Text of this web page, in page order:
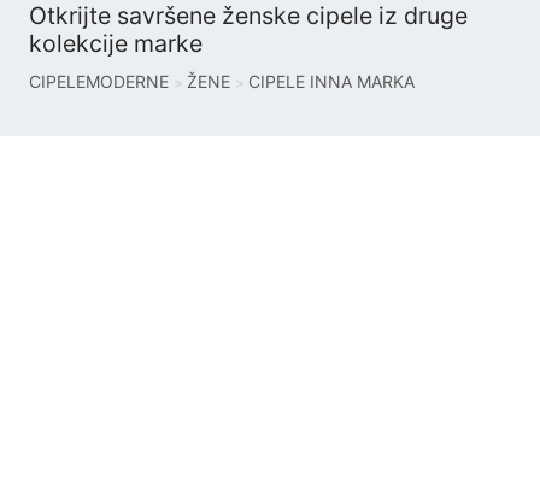
Otkrijte savršene ženske cipele iz druge
kolekcije marke
CIPELEMODERNE ŽENE CIPELE INNA MARKA